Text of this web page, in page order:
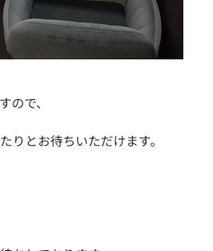
ので、
りとお待ちいただけます。